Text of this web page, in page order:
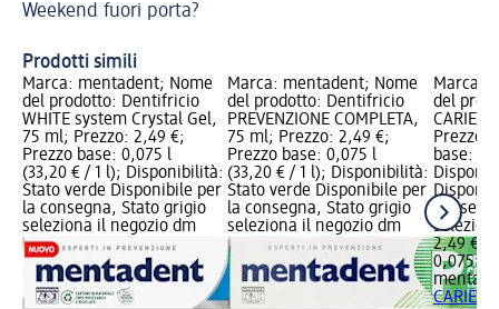
Weekend fuori porta?
Prodotti simili
Marca: mentadent; Nome
del prodotto: Dentifricio
WHITE system Crystal Gel,
75 ml; Prezzo: 2,49 €;
Prezzo base: 0,075 l
(33,20 € / 1 l); Disponibilità:
Stato verde Disponibile per
la consegna, Stato grigio
seleziona il negozio dm
Marca: mentadent; Nome
del prodotto: Dentifricio
PREVENZIONE COMPLETA,
75 ml; Prezzo: 2,49 €;
Prezzo base: 0,075 l
(33,20 € / 1 l); Disponibilità:
Stato verde Disponibile per
la consegna, Stato grigio
seleziona il negozio dm
Marca:
del
CARIE E
Prezzo:
base:
2,49 €
0,075 l
CARIE E